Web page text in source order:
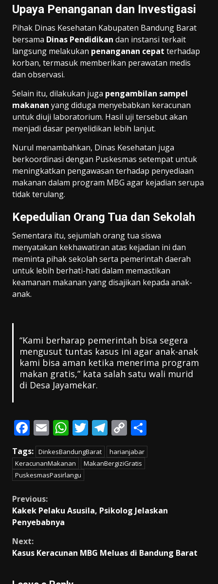
Upaya Penanganan dan Investigasi
Pihak Dinas Kesehatan Kabupaten Bandung Barat
bersama Dinas Pendidikan dan instansi terkait
langsung melakukan penanganan cepat terhadap
korban, termasuk memberikan perawatan medis
dan observasi.
Selain itu, dilakukan juga pengambilan sampel
makanan yang diduga menyebabkan keracunan
untuk diuji laboratorium. Hasil uji tersebut akan
menjadi dasar penyelidikan lebih lanjut.
Nurul menambahkan, Dinas Kesehatan juga
berkoordinasi dengan Puskesmas setempat untuk
meningkatkan pengawasan terhadap penyediaan
makanan dalam program MBG agar kejadian serupa
tidak terulang.
Kepedulian Orang Tua dan Sekolah
Sementara itu, sejumlah orang tua siswa
menyatakan kekhawatiran atas kejadian ini dan
meminta pihak sekolah serta pemerintah daerah
untuk lebih berhati-hati dalam memastikan
keamanan makanan yang disajikan kepada anak-
anak.
“Kami berharap pemerintah bisa segera
mengusut tuntas kasus ini agar anak-anak
kami bisa aman ketika menerima program
makan gratis,” kata salah satu wali murid
di Desa Jayamekar.
F
ac
e
b
o
k
E
m
ai
l
W
h
at
s
p
T
w
itt
er
T
el
e
gr
m
C
o
p
y
n
k
h
ar
Tags: DinkesBandungBarat
harianjabar
KeracunanMakanan
MakanBergiziGratis
PuskesmasPasirlangu
Continue
Reading
Previous:
Kakek Pelaku Asusila, Psikolog Jelaskan
Penyebabnya
Next:
Kasus Keracunan MBG Meluas di Bandung Barat